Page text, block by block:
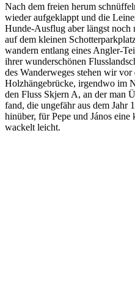
Nach dem freien herum
wieder aufgeklappt und die
Hunde-Ausflug aber längst noch
auf dem kleinen
wandern entlang eines Angler-
ihrer wunderschönen
des Wanderweges stehen wir
Holzhängebrücke, irgendwo im
den Fluss Skjern A, an der man
fand, die ungefähr aus dem Jahr
hinüber, für Pepe und János
wackelt leicht.